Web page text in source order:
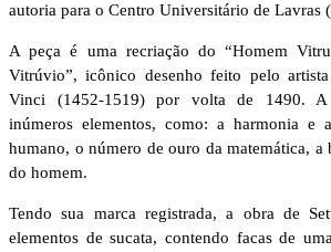
autoria para o Centro Universitário de Lavras
A peça é uma recriação do “Homem
Vitrúvio”, icônico desenho feito pelo
Vinci (1452-1519) por volta de 1490. A
inúmeros elementos, como: a harmonia e
humano, o número de ouro da matemática, a
do homem.
Tendo sua marca registrada, a obra de
elementos de sucata, contendo facas de